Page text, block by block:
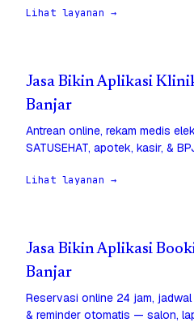
Lihat layanan →
Jasa Bikin Aplikasi
Banjar
Antrean online, rekam medis
SATUSEHAT, apotek, kasir, &
Lihat layanan →
Jasa Bikin Aplikasi
Banjar
Reservasi online 24 jam, jadwal
& reminder otomatis — salon,